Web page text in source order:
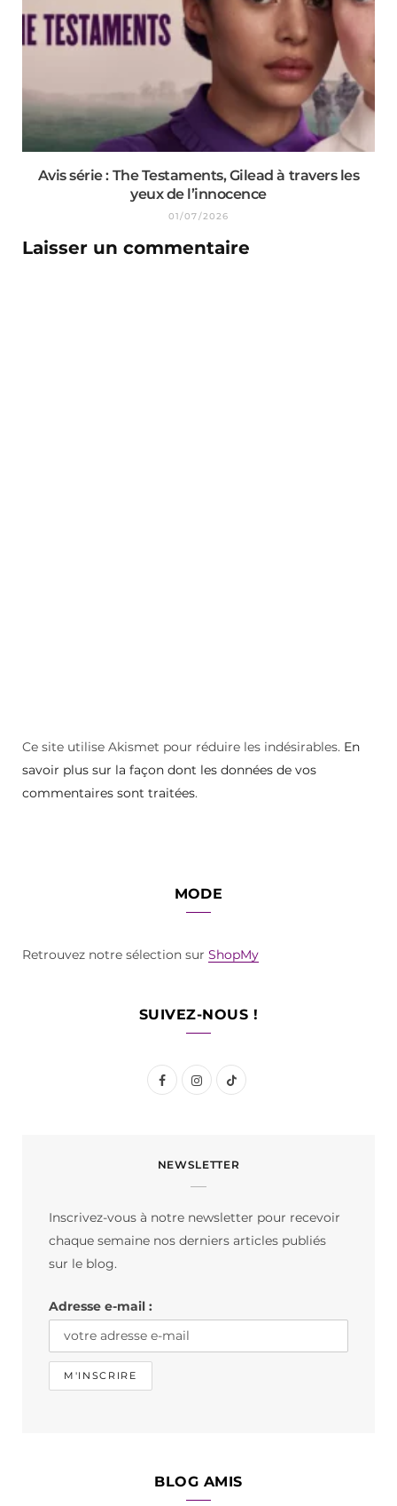
Avis série : The Testaments, Gilead à travers les
yeux de l’innocence
01/07/2026
Laisser un commentaire
Ce site utilise Akismet pour réduire les indésirables. En
savoir plus sur la façon dont les données de vos
commentaires sont traitées.
MODE
Retrouvez notre sélection sur ShopMy
SUIVEZ-NOUS !
F
e
I
t
m
T
T
NEWSLETTER
Inscrivez-vous à notre newsletter pour recevoir
chaque semaine nos derniers articles publiés
sur le blog.
Adresse e-mail :
BLOG AMIS